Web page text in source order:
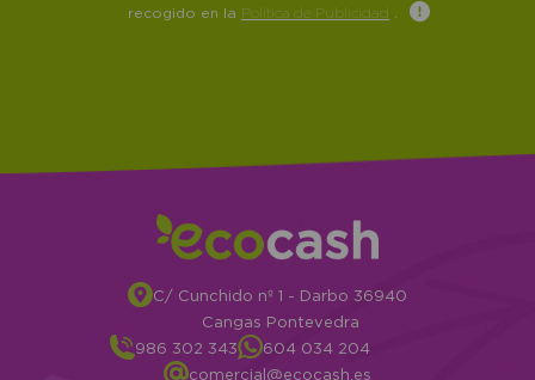
recogido en la Política de Publicidad
C/ Cunchido nº 1 - Darbo 36940
Cangas Pontevedra
986 302 343
604 034 204
comercial@ecocash.es